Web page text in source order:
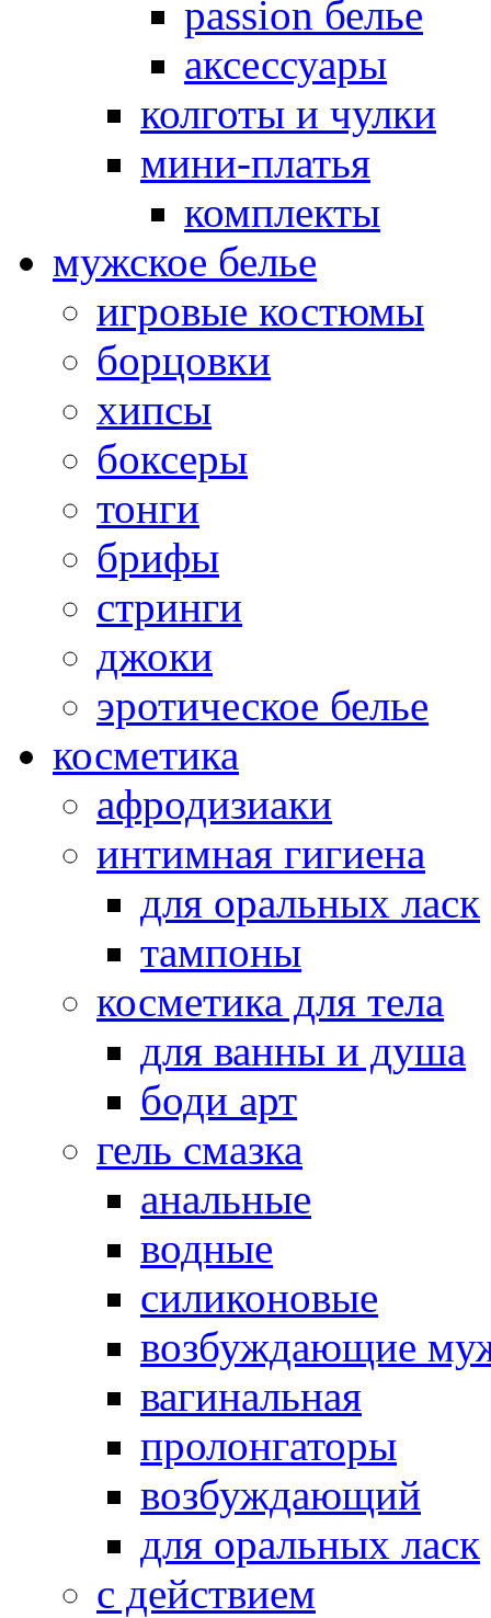
passion белье
аксессуары
колготы и чулки
мини-платья
комплекты
мужское белье
игровые костюмы
борцовки
хипсы
боксеры
тонги
брифы
стринги
джоки
эротическое белье
косметика
афродизиаки
интимная гигиена
для оральных ласк
тампоны
косметика для тела
для ванны и душа
боди арт
гель смазка
анальные
водные
силиконовые
возбуждающие
вагинальная
пролонгаторы
возбуждающий
для оральных ласк
с действием